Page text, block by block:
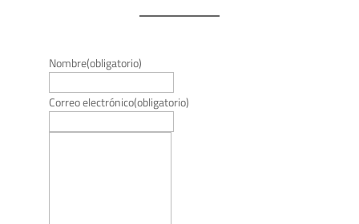
Nombre(obligatorio)
Correo electrónico(obligatorio)